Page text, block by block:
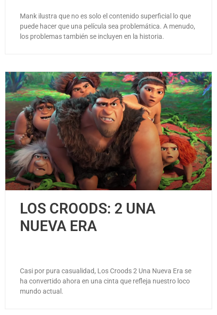
Mank ilustra que no es solo el contenido superficial lo que
puede hacer que una película sea problemática. A menudo,
los problemas también se incluyen en la historia.
LOS CROODS: 2 UNA
NUEVA ERA
Casi por pura casualidad, Los Croods 2 Una Nueva Era se
ha convertido ahora en una cinta que refleja nuestro loco
mundo actual.